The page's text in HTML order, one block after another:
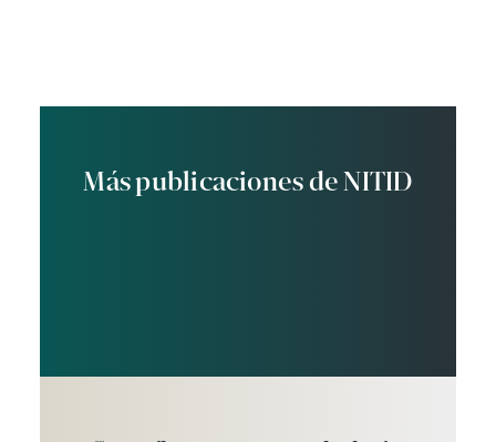
Más publicaciones de NITID